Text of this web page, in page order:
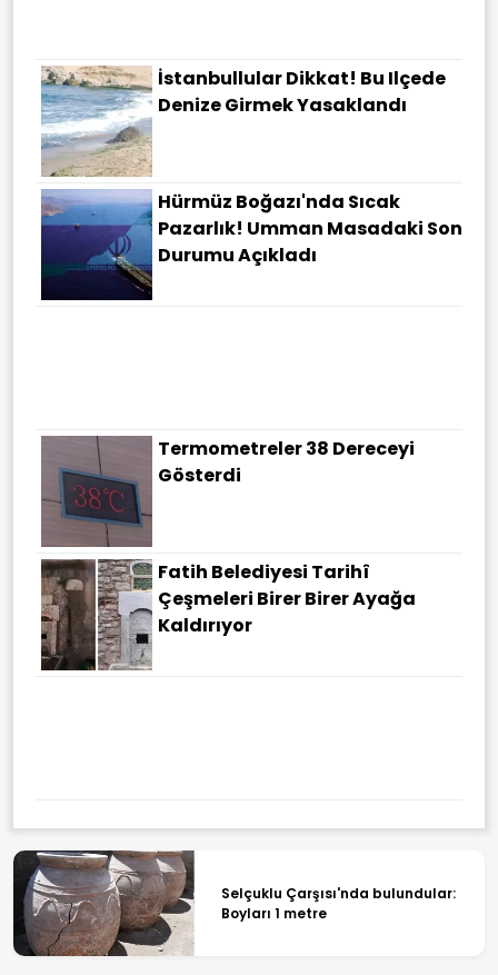
İstanbullular Dikkat! Bu Ilçede
Denize Girmek Yasaklandı
Hürmüz Boğazı'nda Sıcak
Pazarlık! Umman Masadaki Son
Durumu Açıkladı
Termometreler 38 Dereceyi
Gösterdi
Fatih Belediyesi Tarihî
Çeşmeleri Birer Birer Ayağa
Kaldırıyor
Selçuklu Çarşısı'nda bulundular:
Boyları 1 metre